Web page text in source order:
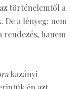
történelemtől a
a lényeg: nem
rendezés, hanem
kazányi